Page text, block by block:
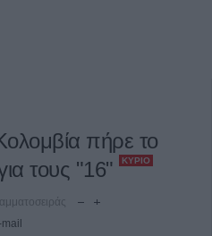
πήρε το
τους "16"
ΚΎΡΙΟ
mail